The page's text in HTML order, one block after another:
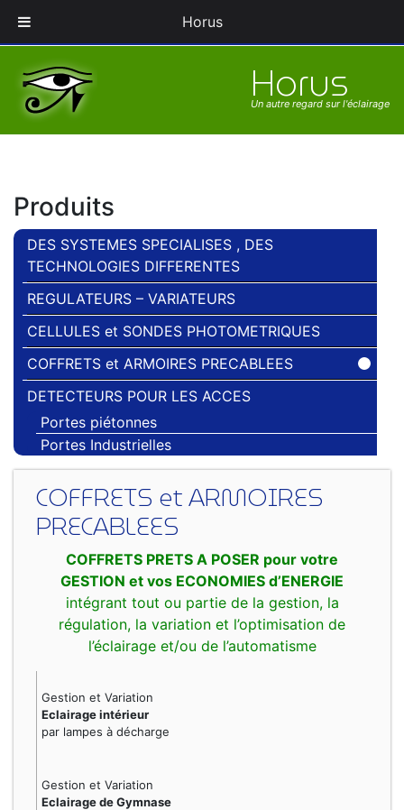
Pionnier en gestion des éclairages Industriels et
Horus
Un autre regard sur l'éclairage
Produits
DES SYSTEMES SPECIALISES , DES
TECHNOLOGIES DIFFERENTES
REGULATEURS – VARIATEURS
CELLULES et SONDES PHOTOMETRIQUES
COFFRETS et ARMOIRES PRECABLEES
DETECTEURS POUR LES ACCES
Portes piétonnes
Portes Industrielles
COFFRETS et ARMOIRES
PRECABLEES
COFFRETS PRETS A POSER pour votre
GESTION et vos ECONOMIES d’ENERGIE
intégrant tout ou partie de la gestion, la
régulation, la variation et l’optimisation de
l’éclairage et/ou de l’automatisme
Gestion et Variation
Eclairage intérieur
par lampes à décharge
Gestion et Variation
Eclairage de Gymnase
Horus